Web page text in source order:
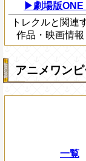
▶劇場版ONE
トレクルと関連
作品・映画情報
アニメワン
一覧